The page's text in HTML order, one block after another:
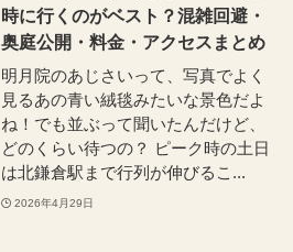
時に行くのがベスト？混雑回避・
奥庭公開・料金・アクセスまとめ
明月院のあじさいって、写真でよく
見るあの青い絨毯みたいな景色だよ
ね！でも並ぶって聞いたんだけど、
どのくらい待つの？ ピーク時の土日
は北鎌倉駅まで行列が伸びるこ...
2026年4月29日